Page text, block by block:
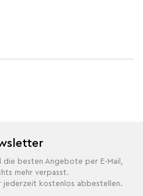
die besten Angebote per E-Mail,
mehr verpasst.
jederzeit kostenlos abbestellen.